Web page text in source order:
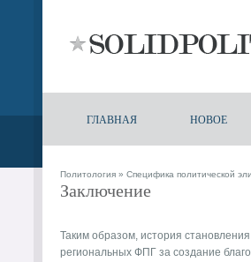
ГЛАВНАЯ НОВОЕ
Политология » Специфика политической
Заключение
Таким образом, история
региональных ФПГ за создание